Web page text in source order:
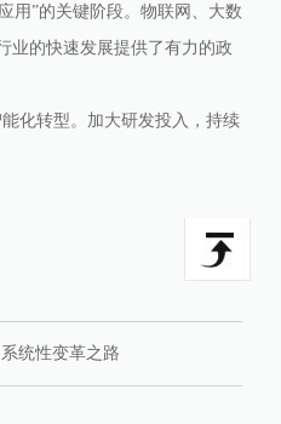
”的关键阶段。物联网、大数
业的快速发展提供了有力的政
化转型。加大研发投入，持续
统性变革之路